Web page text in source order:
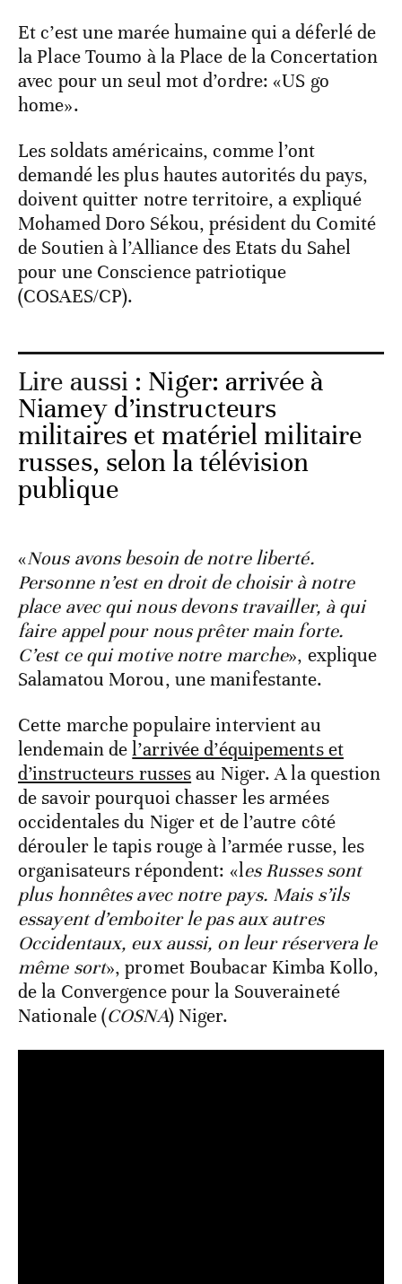
Et c’est une marée humaine qui a déferlé de
la Place Toumo à la Place de la Concertation
avec pour un seul mot d’ordre: «US go
home».
Les soldats américains, comme l’ont
demandé les plus hautes autorités du pays,
doivent quitter notre territoire, a expliqué
Mohamed Doro Sékou, président du Comité
de Soutien à l’Alliance des Etats du Sahel
pour une Conscience patriotique
(COSAES/CP).
Lire aussi : Niger: arrivée à
Niamey d’instructeurs
militaires et matériel militaire
russes, selon la télévision
publique
«Nous avons besoin de notre liberté.
Personne n’est en droit de choisir à notre
place avec qui nous devons travailler, à qui
faire appel pour nous prêter main forte.
C’est ce qui motive notre marche», explique
Salamatou Morou, une manifestante.
Cette marche populaire intervient au
lendemain del’arrivée d’équipements et
d’instructeurs russesau Niger. A la question
de savoir pourquoi chasser les armées
occidentales du Niger et de l’autre côté
dérouler le tapis rouge à l’armée russe, les
organisateurs répondent: «les Russes sont
plus honnêtes avec notre pays. Mais s’ils
essayent d’emboiter le pas aux autres
Occidentaux, eux aussi, on leur réservera le
même sort», promet Boubacar Kimba Kollo,
de la Convergence pour la Souveraineté
Nationale (COSNA) Niger.